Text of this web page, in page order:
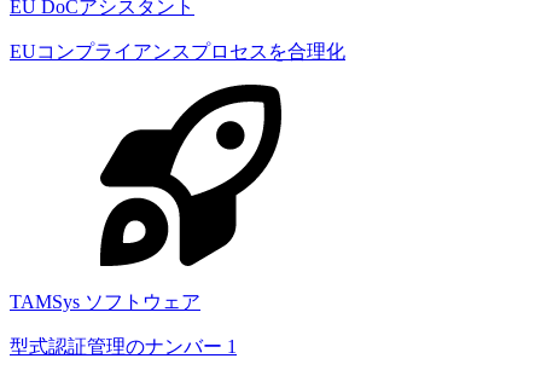
EU DoCアシスタント
EUコンプライアンスプロセスを合理化
TAMSys ソフトウェア
型式認証管理のナンバー 1